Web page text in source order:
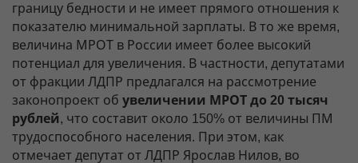
границу бедности и не имеет прямого отношения к
показателю минимальной зарплаты. В то же время,
величина МРОТ в России имеет более высокий
потенциал для увеличения. В частности, депутатами
от фракции ЛДПР предлагался на рассмотрение
законопроект об увеличении МРОТ до 20 тысяч
рублей, что составит около 150% от величины ПМ
трудоспособного населения. При этом, как
отмечает депутат от ЛДПР Ярослав Нилов, во